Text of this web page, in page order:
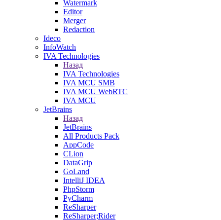
Watermark
Editor
Merger
Redaction
Ideco
InfoWatch
IVA Technologies
Назад
IVA Technologies
IVA MCU SMB
IVA MCU WebRTC
IVA MCU
JetBrains
Назад
JetBrains
All Products Pack
AppCode
CLion
DataGrip
GoLand
IntelliJ IDEA
PhpStorm
PyCharm
ReSharper
ReSharper;Rider